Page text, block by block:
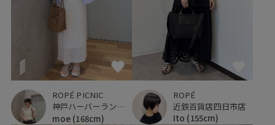
ROPÉ PICNIC
神戸ハーバーランドumie
moe (168cm)
ROPÉ
近鉄百貨店四日市店
Ito (155cm)